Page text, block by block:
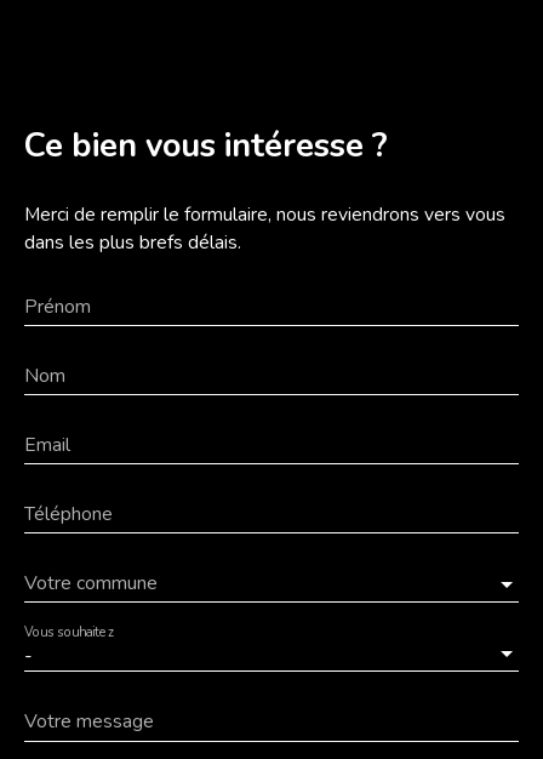
Ce bien vous intéresse ?
Merci de remplir le formulaire, nous reviendrons vers vous
dans les plus brefs délais.
Prénom
Nom
Email
Téléphone
Votre commune
-
Vous souhaitez
Votre message